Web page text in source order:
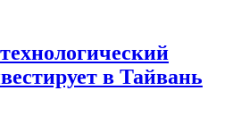
в Тайвань